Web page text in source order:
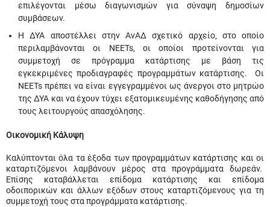
επιλέγονται μέσω διαγωνισμών για σύναψη δημοσίων
συμβάσεων.
Η ΔΥΑ αποστέλλει στην ΑνΑΔ σχετικό αρχείο, στο οποίο
περιλαμβάνονται οι NEETs, οι οποίοι προτείνονται για
συμμετοχή σε πρόγραμμα κατάρτισης με βάση τις
εγκεκριμένες προδιαγραφές προγραμμάτων κατάρτισης. Οι
NEETs πρέπει να είναι εγγεγραμμένοι ως άνεργοι στο μητρώο
της ΔΥΑ και να έχουν τύχει εξατομικευμένης καθοδήγησης από
τους λειτουργούς απασχόλησης.
Οικονομική Κάλυψη
Καλύπτονται όλα τα έξοδα των προγραμμάτων κατάρτισης και οι
καταρτιζόμενοι λαμβάνουν μέρος στα προγράμματα δωρεάν.
Επίσης καταβάλλεται επίδομα κατάρτισης και επίδομα
οδοιπορικών και άλλων εξόδων στους καταρτιζόμενους για τη
συμμετοχή τους στα προγράμματα κατάρτισης.